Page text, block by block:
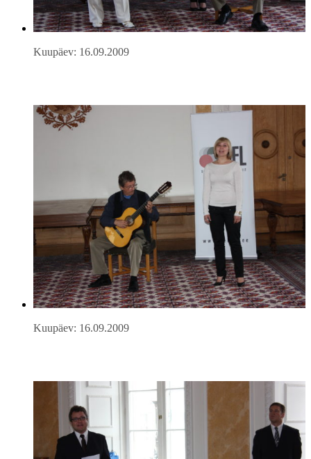
Kuupäev: 16.09.2009
Kuupäev: 16.09.2009